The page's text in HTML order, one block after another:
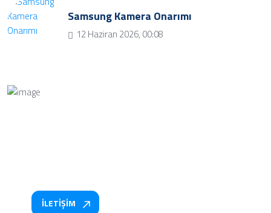
Samsung Kamera Onarımı
12 Haziran 2026, 00:08
İLETİŞİM